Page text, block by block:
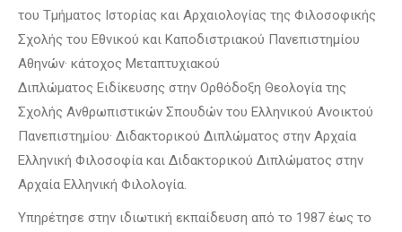
του Τμήματος Ιστορίας και Αρχαιολογίας της Φιλοσοφικής
Σχολής του Εθνικού και Καποδιστριακού Πανεπιστημίου
Αθηνών· κάτοχος Μεταπτυχιακού
Διπλώματος Ειδίκευσης στην Ορθόδοξη Θεολογία της
Σχολής Ανθρωπιστικών Σπουδών του Ελληνικού Ανοικτού
Πανεπιστημίου· Διδακτορικού Διπλώματος στην Αρχαία
Ελληνική Φιλοσοφία και Διδακτορικού Διπλώματος στην
Αρχαία Ελληνική Φιλολογία.
Υπηρέτησε στην ιδιωτική εκπαίδευση από το 1987 έως το